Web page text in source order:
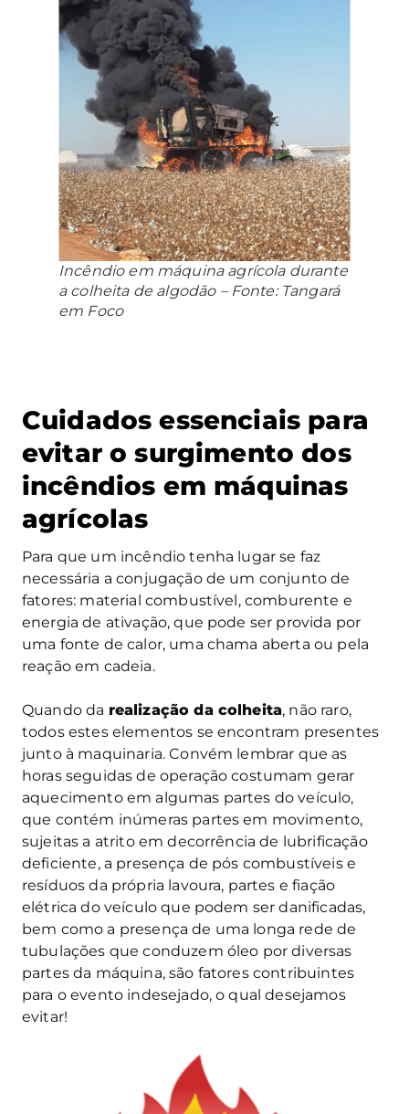
Incêndio em máquina agrícola durante
a colheita de algodão – Fonte: Tangará
em Foco
Cuidados essenciais para
evitar o surgimento dos
incêndios em máquinas
agrícolas
Para que um incêndio tenha lugar se faz
necessária a conjugação de um conjunto de
fatores: material combustível, comburente e
energia de ativação, que pode ser provida por
uma fonte de calor, uma chama aberta ou pela
reação em cadeia.
Quando da realização da colheita, não raro,
todos estes elementos se encontram presentes
junto à maquinaria. Convém lembrar que as
horas seguidas de operação costumam gerar
aquecimento em algumas partes do veículo,
que contém inúmeras partes em movimento,
sujeitas a atrito em decorrência de lubrificação
deficiente, a presença de pós combustíveis e
resíduos da própria lavoura, partes e fiação
elétrica do veículo que podem ser danificadas,
bem como a presença de uma longa rede de
tubulações que conduzem óleo por diversas
partes da máquina, são fatores contribuintes
para o evento indesejado, o qual desejamos
evitar!